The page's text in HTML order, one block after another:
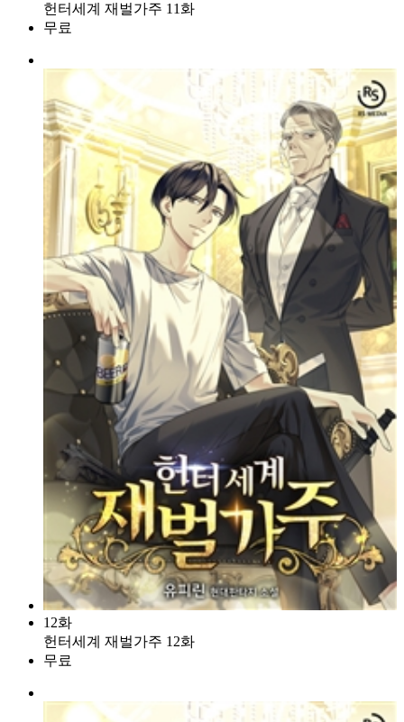
헌터세계 재벌가주 11화
무료
12화
헌터세계 재벌가주 12화
무료